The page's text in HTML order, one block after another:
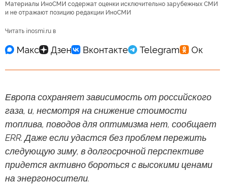
Материалы ИноСМИ содержат оценки исключительно зарубежных СМИ
и не отражают позицию редакции ИноСМИ
Читать inosmi.ru в
Европа сохраняет зависимость от российского
газа, и, несмотря на снижение стоимости
топлива, поводов для оптимизма нет, сообщает
ERR. Даже если удастся без проблем пережить
следующую зиму, в долгосрочной перспективе
придется активно бороться с высокими ценами
на энергоносители.